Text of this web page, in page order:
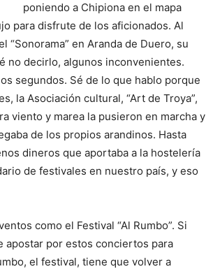
poniendo a Chipiona en el mapa
para disfrute de los aficionados. Al
“Sonorama” en Aranda de Duero, su
no decirlo, algunos inconvenientes.
segundos. Sé de lo que hablo porque
la Asociación cultural, “Art de Troya”,
viento y marea la pusieron en marcha y
de los propios arandinos. Hasta
dineros que aportaba a la hostelería
de festivales en nuestro país, y eso
como el Festival “Al Rumbo”. Si
apostar por estos conciertos para
el festival, tiene que volver a